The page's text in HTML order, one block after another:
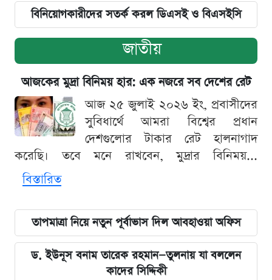
বিনিয়োগকারীদের সতর্ক করল ডিএসই ও বিএসইসি
জাতীয়
আজকের মুদ্রা বিনিময় হার: এক নজরে সব দেশের রেট
আজ ২৫ জুলাই ২০২৬ ইং, প্রবাসীদের
সুবিধার্থে আমরা বিশ্বের প্রধান
দেশগুলোর টাকার রেট হালনাগাদ
করেছি। তবে মনে রাখবেন, মুদ্রার বিনিময়...
বিস্তারিত
তাপমাত্রা নিয়ে নতুন পূর্বাভাস দিল আবহাওয়া অফিস
ড. ইউনূস বনাম তারেক রহমান—তুলনায় যা বললেন
কাদের সিদ্দিকী